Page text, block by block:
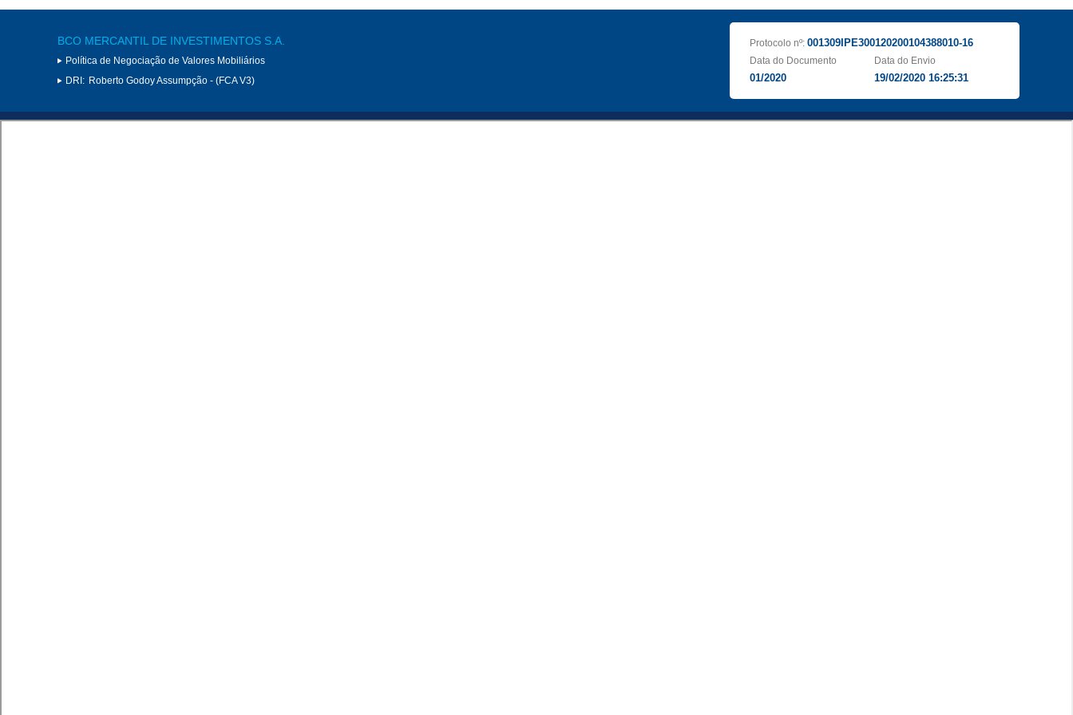
BCO MERCANTIL DE INVESTIMENTOS S.A.
Política de Negociação de Valores Mobiliários
DRI: Roberto Godoy Assumpção - (FCA V3)
Protocolo nº: 001309IPE300120200104388010-16
Data do Documento
01/2020
Data do Envio
19/02/2020 16:25:31